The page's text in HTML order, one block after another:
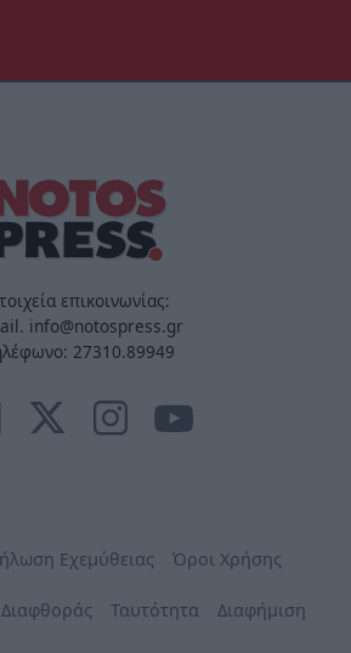
επικοινωνίας:
info@notospress.gr
27310.89949
Εχεμύθειας Όροι Χρήσης
Ταυτότητα Διαφήμιση